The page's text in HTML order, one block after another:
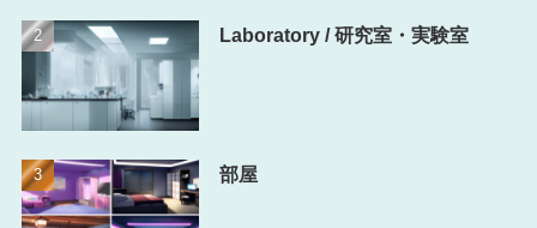
Laboratory / 研究室・実験室
部屋